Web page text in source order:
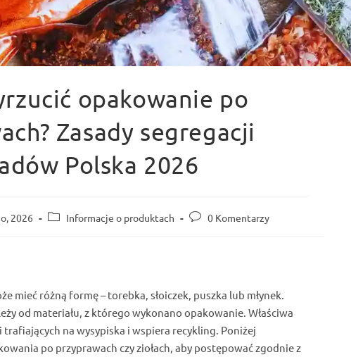
opakowanie po
Zasady segregacji
Polska 2026
2026
PostInformacje o produktach
Post0 Komentarzy
mieć różną formę – torebka, słoiczek, puszka lub młynek.
od materiału, z którego wykonano opakowanie. Właściwa
trafiających na wysypiska i wspiera recykling. Poniżej
po przyprawach czy ziołach, aby postępować zgodnie z